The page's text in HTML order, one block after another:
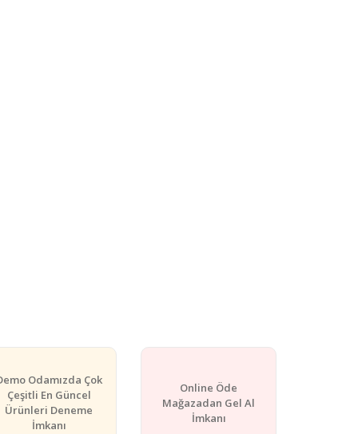
Odamızda Çok
Çeşitli En Güncel
Ürünleri Deneme
İmkanı
Online Öde
Mağazadan Gel Al
İmkanı